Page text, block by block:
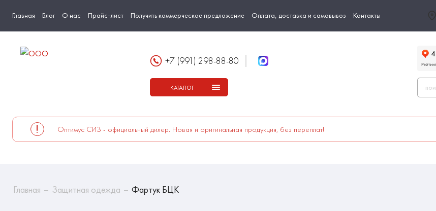
Главная Блог О нас Прайс-лист Получить коммерческое предложение Оплата, доставка и самовывоз Контакты
+7 (991) 298-88-80
КАТАЛОГ
Оптимус СИЗ - официальный дилер. Новая и оригинальная продукция, без переплат!
Главная Защитная одежда Фартук БЦК